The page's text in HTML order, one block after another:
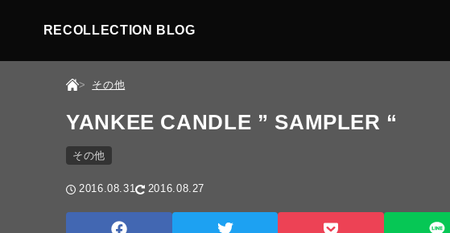
RECOLLECTION BLOG
その他
YANKEE CANDLE ” SAMPLER “
その他
2016.08.31 2016.08.27